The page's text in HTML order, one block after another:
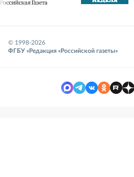
© 1998-2026
ФГБУ «Редакция «Российской газеты»